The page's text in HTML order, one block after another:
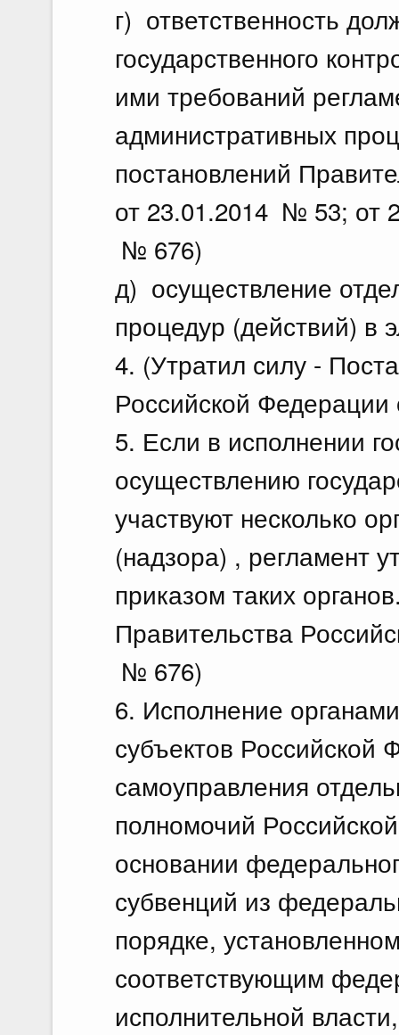
г) ответственность
государственного
ими требований
административных
постановлений
от 23.01.2014 № 53; от
№ 676)
д) осуществление
процедур (действий) в
4. (Утратил силу -
Российской
5. Если в исполнении
осуществлению
участвуют несколько
(надзора) , регламент
приказом таких
Правительства
№ 676)
6. Исполнение
субъектов Российской
самоуправления
полномочий
основании
субвенций из
порядке,
соответствующим
исполнительной